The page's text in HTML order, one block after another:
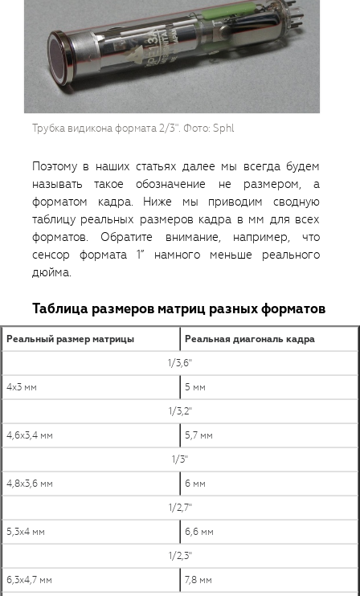
Трубка видикона формата 2/3". Фото: Sphl
Поэтому в наших статьях далее мы всегда будем
называть такое обозначение не размером, а
форматом кадра. Ниже мы приводим сводную
таблицу реальных размеров кадра в мм для всех
форматов. Обратите внимание, например, что
сенсор формата 1” намного меньше реального
дюйма.
Таблица размеров матриц разных форматов
Реальный размер матрицы
Реальная диагональ кадра
1/3,6"
4х3 мм
5 мм
1/3,2"
4,6х3,4 мм
5,7 мм
1/3"
4,8х3,6 мм
6 мм
1/2,7"
5,3х4 мм
6,6 мм
1/2,3"
6,3х4,7 мм
7,8 мм